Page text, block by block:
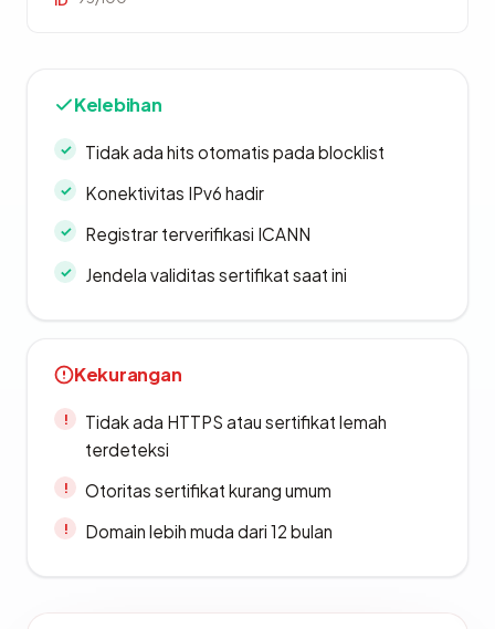
Kelebihan
Tidak ada hits otomatis pada blocklist
Konektivitas IPv6 hadir
Registrar terverifikasi ICANN
Jendela validitas sertifikat saat ini
Kekurangan
Tidak ada HTTPS atau sertifikat lemah
terdeteksi
Otoritas sertifikat kurang umum
Domain lebih muda dari 12 bulan